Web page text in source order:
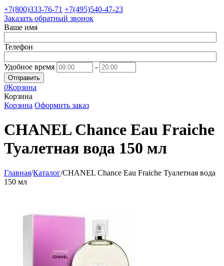
+7(800)333-76-71 +7(495)540-47-23
Заказать обратный звонок
Ваше имя
Телефон
Удобное время -
Отправить
0Корзина
Корзина
Корзина Оформить заказ
CHANEL Chance Eau Fraiche
Туалетная вода 150 мл
Главная/Каталог/CHANEL Chance Eau Fraiche Туалетная вода
150 мл